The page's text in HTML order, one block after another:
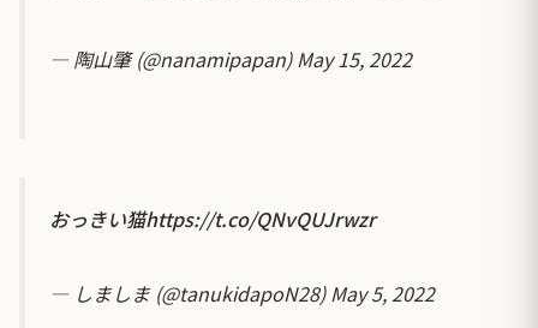
— 陶山肇 (@nanamipapan)May 15, 2022
おっきい猫https://t.co/QNvQUJrwzr
— しましま (@tanukidapoN28)May 5, 2022